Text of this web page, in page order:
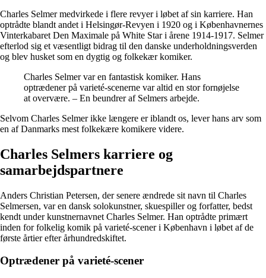
Charles Selmer medvirkede i flere revyer i løbet af sin karriere. Han
optrådte blandt andet i Helsingør-Revyen i 1920 og i Københavnernes
Vinterkabaret Den Maximale på White Star i årene 1914-1917. Selmer
efterlod sig et væsentligt bidrag til den danske underholdningsverden
og blev husket som en dygtig og folkekær komiker.
Charles Selmer var en fantastisk komiker. Hans
optrædener på varieté-scenerne var altid en stor fornøjelse
at overvære. – En beundrer af Selmers arbejde.
Selvom Charles Selmer ikke længere er iblandt os, lever hans arv som
en af Danmarks mest folkekære komikere videre.
Charles Selmers karriere og
samarbejdspartnere
Anders Christian Petersen, der senere ændrede sit navn til Charles
Selmersen, var en dansk solokunstner, skuespiller og forfatter, bedst
kendt under kunstnernavnet Charles Selmer. Han optrådte primært
inden for folkelig komik på varieté-scener i København i løbet af de
første årtier efter århundredskiftet.
Optrædener på varieté-scener